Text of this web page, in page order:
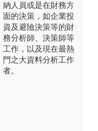
納人員或是在財務方
面的決策，如企業投
資及避險決策等的財
務分析師、決策師等
工作，以及現在最熱
門之大資料分析工作
者。